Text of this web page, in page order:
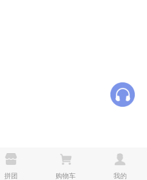
拼团 购物车 我的